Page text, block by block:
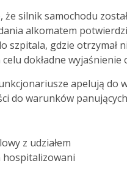
silnik samochodu
alkomatem
szpitala, gdzie otrzymał
dokładne
apelują do
do warunków
z udziałem